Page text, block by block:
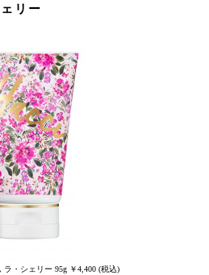
リー
・シェリー 95g ￥4,400 (税込)